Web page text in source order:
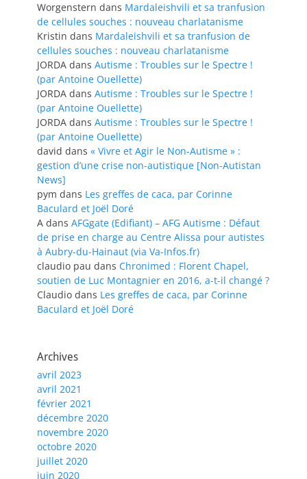
Worgenstern dans Mardaleishvili et sa tranfusion
de cellules souches : nouveau charlatanisme
Kristin dans Mardaleishvili et sa tranfusion de
cellules souches : nouveau charlatanisme
JORDA dans Autisme : Troubles sur le Spectre !
(par Antoine Ouellette)
JORDA dans Autisme : Troubles sur le Spectre !
(par Antoine Ouellette)
JORDA dans Autisme : Troubles sur le Spectre !
(par Antoine Ouellette)
david dans « Vivre et Agir le Non-Autisme » :
gestion d’une crise non-autistique [Non-Autistan
News]
pym dans Les greffes de caca, par Corinne
Baculard et Joël Doré
A dans AFGgate (Edifiant) – AFG Autisme : Défaut
de prise en charge au Centre Alissa pour autistes
à Aubry-du-Hainaut (via Va-Infos.fr)
claudio pau dans Chronimed : Florent Chapel,
soutien de Luc Montagnier en 2016, a-t-il changé ?
Claudio dans Les greffes de caca, par Corinne
Baculard et Joël Doré
Archives
avril 2023
avril 2021
février 2021
décembre 2020
novembre 2020
octobre 2020
juillet 2020
juin 2020